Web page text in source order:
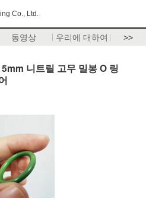
Co., Ltd.
동영상 우리에 대하여 >>
니트릴 고무 밀봉 O 링